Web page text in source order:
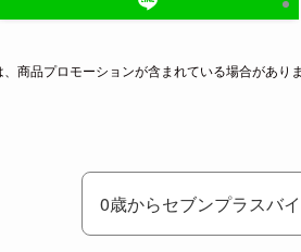
商品プロモーションが含まれている場合がありま
0歳からセブンプラスバ